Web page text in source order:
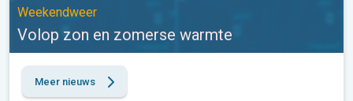
Weekendweer
Volop zon en zomerse warmte
Meer nieuws